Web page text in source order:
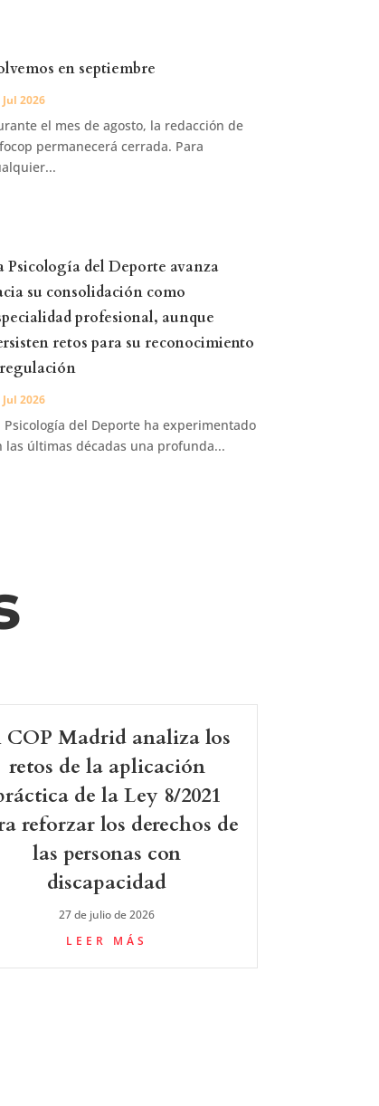
en septiembre
Jul 2026
el mes de agosto, la redacción de
permanecerá cerrada. Para
Psicología del Deporte avanza
su consolidación como
profesional, aunque
retos para su reconocimiento
Jul 2026
Psicología del Deporte ha experimentado
las últimas décadas una profunda...
COP Madrid analiza los
retos de la aplicación
de la Ley 8/2021
reforzar los derechos de
las personas con
discapacidad
27 de julio de 2026
LEER MÁS